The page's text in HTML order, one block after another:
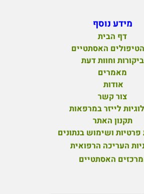
מידע נוסף
דף הבית
האסתטיים
ביקורות וחוות דעת
מאמרים
אודות
צור קשר
לייזר במרפאות
תקנון האתר
פרטיות ושימוש בנתונים
העריכה הרפואית
האסתטיים